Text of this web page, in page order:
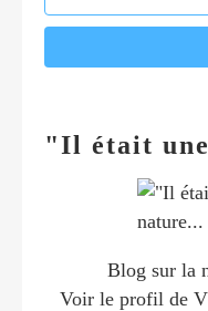
"Il était
Blog sur la
Voir le profil de